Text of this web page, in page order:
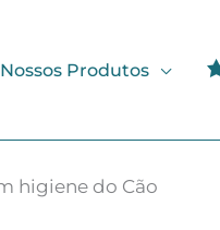
Nossos Produtos
higiene do Cão